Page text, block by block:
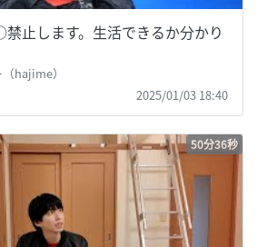
止します。生活できるか分かり
hajime）
2025/01/03 18:40
50分36秒